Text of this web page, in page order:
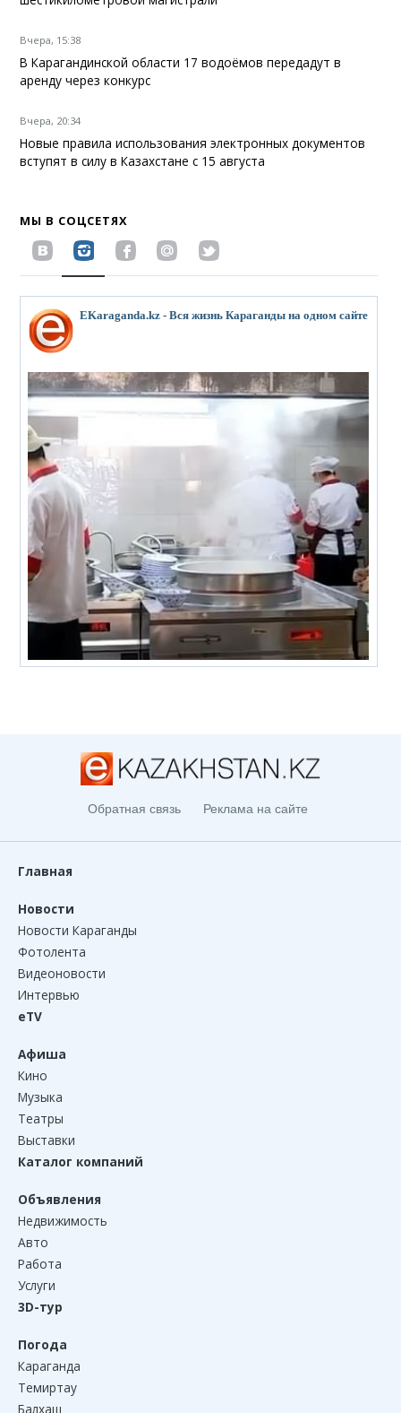
Вчера, 15:38
В Карагандинской области 17 водоёмов передадут в
аренду через конкурс
Вчера, 20:34
Новые правила использования электронных документов
вступят в силу в Казахстане с 15 августа
МЫ В СОЦСЕТЯХ
EKaraganda.kz - Вся жизнь Караганды на одном сайте
Обратная связь Реклама на сайте
Главная
Новости
Новости Караганды
Фотолента
Видеоновости
Интервью
eTV
Афиша
Кино
Музыка
Театры
Выставки
Каталог компаний
Объявления
Недвижимость
Авто
Работа
Услуги
3D-тур
Погода
Караганда
Темиртау
Балхаш